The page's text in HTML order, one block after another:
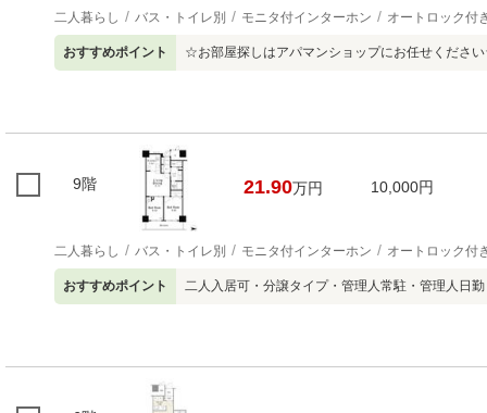
二人暮らし バス・トイレ別 モニタ付インターホン オートロック付
おすすめポイント ☆お部屋探しはアパマンショップにお任せくださ
9階 21.90万円 10,000円
二人暮らし バス・トイレ別 モニタ付インターホン オートロック付
おすすめポイント 二人入居可・分譲タイプ・管理人常駐・管理人日